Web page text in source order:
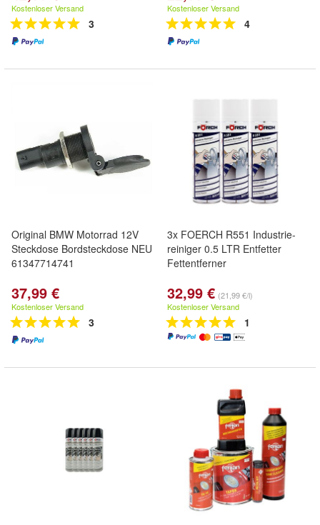
Kostenloser Versand
3
Kostenloser Versand
4
Original BMW Motorrad 12V
Steckdose Bordsteckdose NEU
61347714741
37,99 €
Kostenloser Versand
3
3x FOERCH R551 Industrie-
reiniger 0.5 LTR Entfetter
Fettentferner
32,99 € (21,99 €/l)
Kostenloser Versand
1